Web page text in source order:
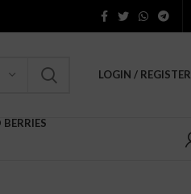
LOGIN / REGISTER
BERRIES